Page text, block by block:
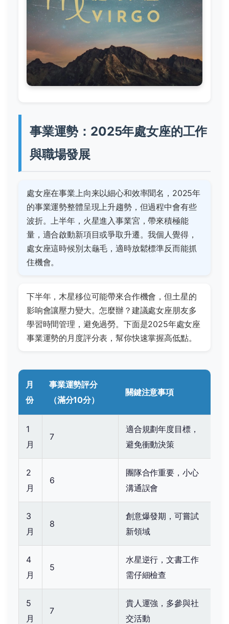
事業運勢：2025年處女座的工作
與職場發展
處女座在事業上向来以細心和效率聞名，2025年
的事業運勢整體呈現上升趨勢，但過程中會有些
波折。上半年，火星進入事業宮，帶來積極能
量，適合啟動新項目或爭取升遷。我個人覺得，
處女座這時候別太龜毛，適時放鬆標準反而能抓
住機會。
下半年，木星移位可能帶來合作機會，但土星的
影响會讓壓力變大。怎麼辦？建議處女座朋友多
學習時間管理，避免過勞。下面是2025年處女座
事業運勢的月度評分表，幫你快速掌握高低點。
月
份
事業運勢評分
（滿分10分）
關鍵注意事項
1
月
7
適合規劃年度目標，
避免衝動決策
2
月
6
團隊合作重要，小心
溝通誤會
3
月
8
創意爆發期，可嘗試
新領域
4
月
5
水星逆行，文書工作
需仔細檢查
5
月
7
貴人運強，多參與社
交活動